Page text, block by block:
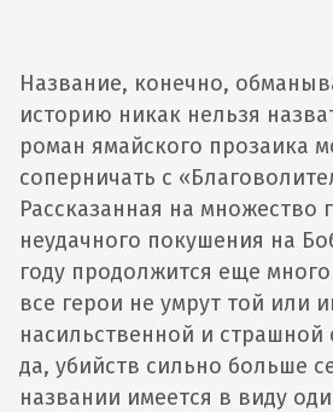
Название, конечно,
историю никак нельзя
роман ямайского прозаика
соперничать с
Рассказанная на множество
неудачного покушения на
году продолжится еще
все герои не умрут той или
насильственной и страшной
да, убийств сильно больше
названии имеется в виду